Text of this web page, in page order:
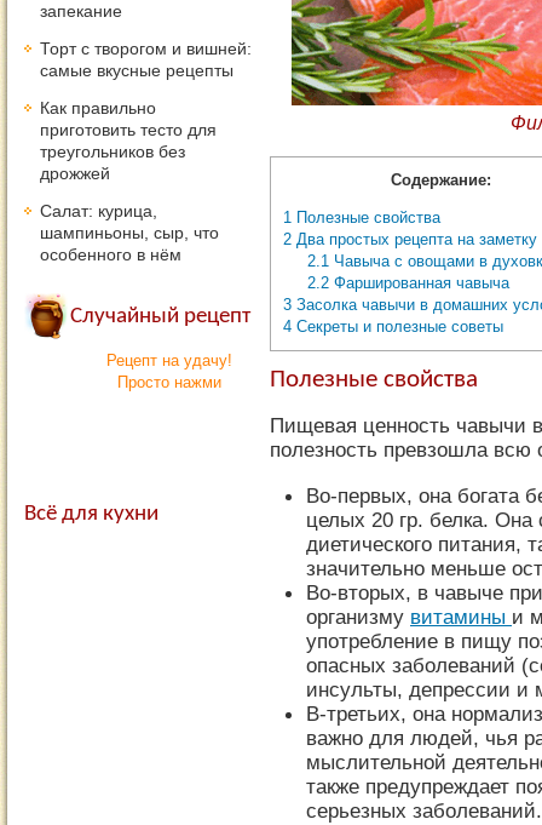
Содержание:
1 Полезные свойства
2 Два простых рецепта на заметку
2.1Чавыча с овощами в
2.2Фаршированная чавыча
3 Засолка чавычи в домашних
4 Секреты и полезные советы
Полезные свойства
Пищевая ценность чавычи
полезность превзошла
Во-первых, она богата
целых 20 гр. белка.
диетического питания,
значительно меньше
Во-вторых, в чавыче
организму витамины и
употребление в пищу
опасных заболеваний
инсульты, депрессии и
В-третьих, она
важно для людей, чья
мыслительной
также предупреждает
серьезных заболеваний.
запекание
Торт с творогом и вишней:
самые вкусные рецепты
Как правильно
приготовить тесто для
треугольников без
дрожжей
Салат: курица,
шампиньоны, сыр, что
особенного в нём
Случайный рецепт
Рецепт на удачу!
Просто нажми
Всё для кухни